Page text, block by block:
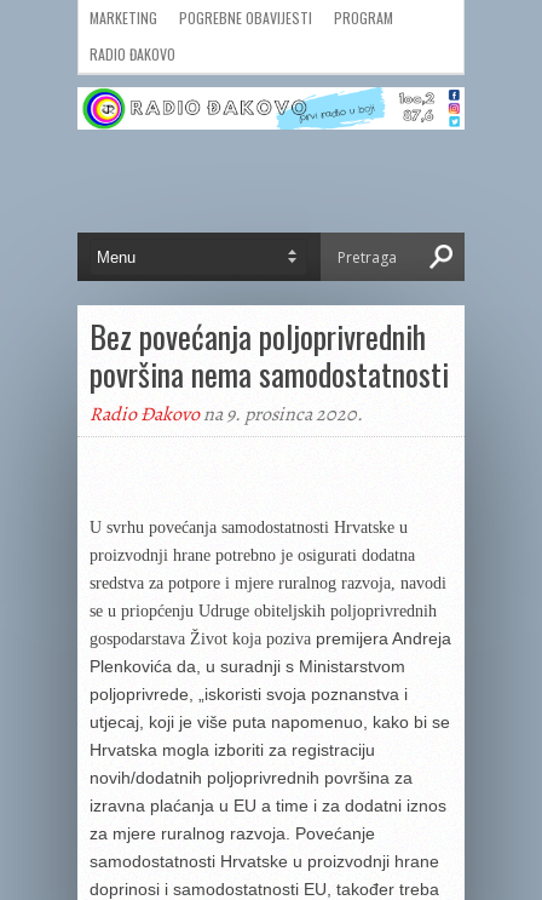
MARKETING POGREBNE OBAVIJESTI
PROGRAM
RADIO ĐAKOVO
Bez povećanja poljoprivrednih
površina nema samodostatnosti
Radio Đakovona 9. prosinca 2020.
U svrhu povećanja samodostatnosti Hrvatske u
proizvodnji hrane potrebno je osigurati dodatna
sredstva za potpore i mjere ruralnog razvoja, navodi
se u priopćenju Udruge obiteljskih poljoprivrednih
gospodarstava Život koja poziva premijera Andreja
Plenkovića da, u suradnji s Ministarstvom
poljoprivrede, „iskoristi svoja poznanstva i
utjecaj, koji je više puta napomenuo, kako bi se
Hrvatska mogla izboriti za registraciju
novih/dodatnih poljoprivrednih površina za
izravna plaćanja u EU a time i za dodatni iznos
za mjere ruralnog razvoja. Povećanje
samodostatnosti Hrvatske u proizvodnji hrane
doprinosi i samodostatnosti EU, također treba